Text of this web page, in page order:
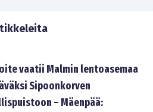
vaatii Malmin lentoasemaa
Sipoonkorven
– Mäenpää: